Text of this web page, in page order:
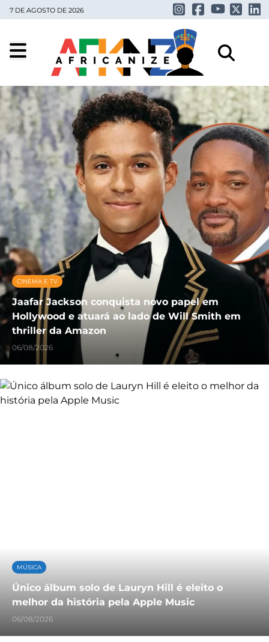
7 DE AGOSTO DE 2026
CINEMA E TV
Jaafar Jackson conquista novo papel em
Hollywood e atuará ao lado de Will Smith em
thriller da Amazon
06/08/2026
MÚSICA
Único álbum solo de Lauryn Hill é eleito o
melhor da história pela Apple Music
06/08/2026